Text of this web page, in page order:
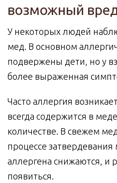
возможный
У некоторых людей
мед. В основном
подвержены дети, но у
более выраженная
Часто аллергия
всегда содержится в
количестве. В свежем
процессе затвердевания
аллергена снижаются, и
появиться.